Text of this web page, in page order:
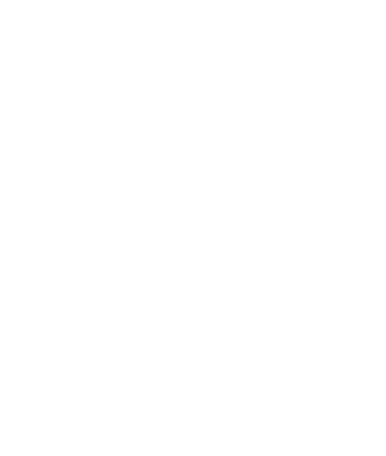
、娘はそれを見て「佐和
れたか台所に立たなくな
とねだるが〈あれ、めん
るけれど娘には作らない
、優しく褒めてくれるそ
っただろう。父に閉口し
」を書いた一冊となっ